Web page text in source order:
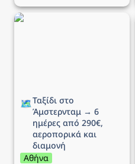
Ταξίδι στο Άμστερνταμ →
🗺️Ταξίδι στο
Άμστερνταμ → 6
ημέρες από 290€,
αεροπορικά και
διαμονή
Αθήνα